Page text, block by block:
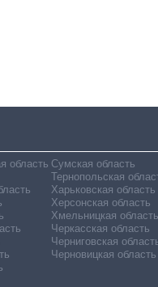
область Сумская область
Тернопольская
Харьковская область
Херсонская область
Хмельницкая область
Черкасская область
Черниговская
Черновицкая область